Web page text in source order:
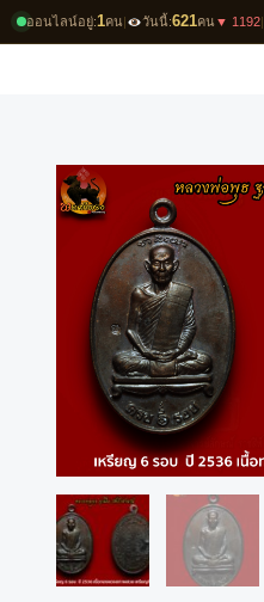
ออนไลน์อยู่:1คน| วันนี้:621คน▼ 1192|
Skip
to